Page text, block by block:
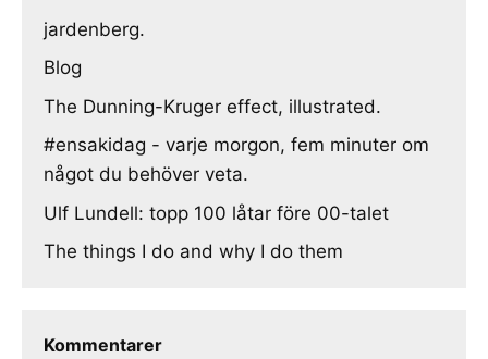
jardenberg.
Blog
The Dunning-Kruger effect, illustrated.
#ensakidag - varje morgon, fem minuter om
något du behöver veta.
Ulf Lundell: topp 100 låtar före 00-talet
The things I do and why I do them
Kommentarer